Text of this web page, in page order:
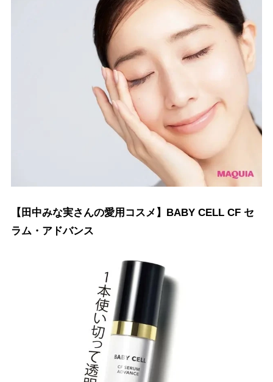
【田中みな実さんの愛用コスメ】BABY CELL CF セ
ラム・アドバンス